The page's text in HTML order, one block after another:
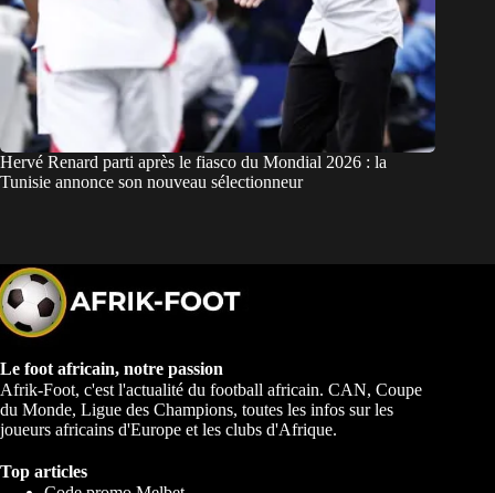
Hervé Renard parti après le fiasco du Mondial 2026 : la
Tunisie annonce son nouveau sélectionneur
Le foot africain, notre passion
Afrik-Foot, c'est l'actualité du football africain. CAN, Coupe
du Monde, Ligue des Champions, toutes les infos sur les
joueurs africains d'Europe et les clubs d'Afrique.
Top articles